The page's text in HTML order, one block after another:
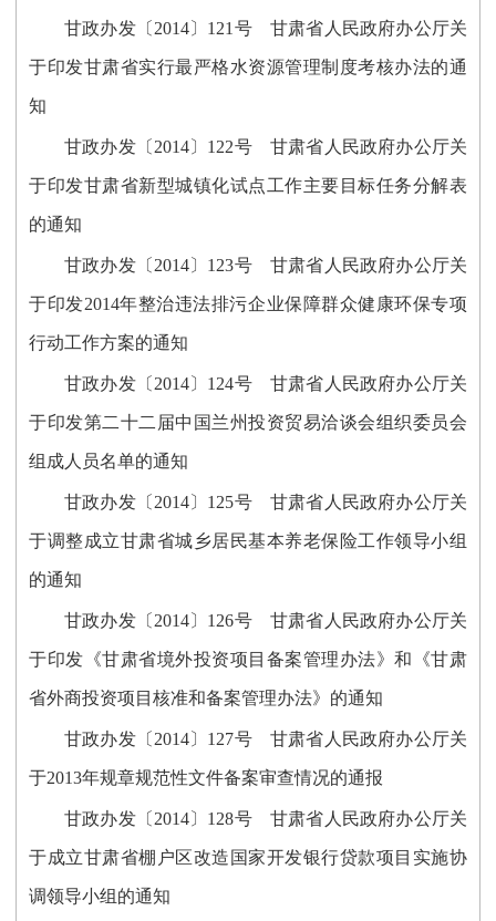
甘政办发〔2014〕121号 甘肃省人民政府办公厅关
于印发甘肃省实行最严格水资源管理制度考核办法的通
知
甘政办发〔2014〕122号 甘肃省人民政府办公厅关
于印发甘肃省新型城镇化试点工作主要目标任务分解表
的通知
甘政办发〔2014〕123号 甘肃省人民政府办公厅关
于印发2014年整治违法排污企业保障群众健康环保专项
行动工作方案的通知
甘政办发〔2014〕124号 甘肃省人民政府办公厅关
于印发第二十二届中国兰州投资贸易洽谈会组织委员会
组成人员名单的通知
甘政办发〔2014〕125号 甘肃省人民政府办公厅关
于调整成立甘肃省城乡居民基本养老保险工作领导小组
的通知
甘政办发〔2014〕126号 甘肃省人民政府办公厅关
于印发《甘肃省境外投资项目备案管理办法》和《甘肃
省外商投资项目核准和备案管理办法》的通知
甘政办发〔2014〕127号 甘肃省人民政府办公厅关
于2013年规章规范性文件备案审查情况的通报
甘政办发〔2014〕128号 甘肃省人民政府办公厅关
于成立甘肃省棚户区改造国家开发银行贷款项目实施协
调领导小组的通知